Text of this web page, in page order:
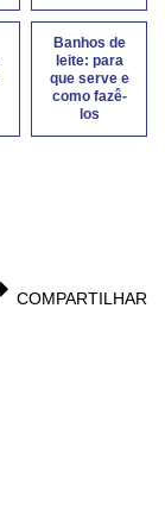
Banhos de
leite: para
que serve e
como fazê-
los
COMPARTILHAR